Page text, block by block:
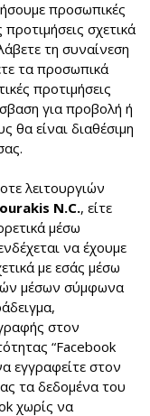
προσωπικές
σχετικά
τη συναίνεση
τα προσωπικά
προτιμήσεις
για προβολή ή
θα είναι διαθέσιμη
λειτουργιών
N.C., είτε
μέσω
να έχουμε
με εσάς μέσω
μέσων σύμφωνα
στον
“Facebook
εγγραφείτε στον
τα δεδομένα του
χωρίς να